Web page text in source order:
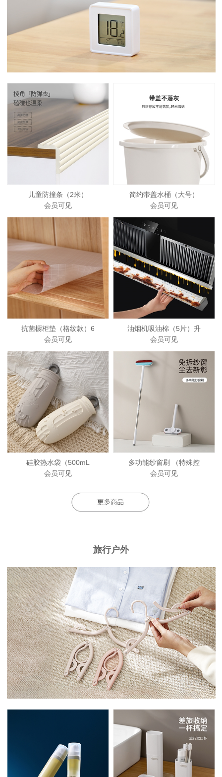
儿童防撞条（2米）
会员可见
简约带盖水桶（大号）
会员可见
抗菌橱柜垫（格纹款）6
会员可见
油烟机吸油棉（5片）升
会员可见
硅胶热水袋（500mL
会员可见
多功能纱窗刷 （特殊控
会员可见
旅行户外